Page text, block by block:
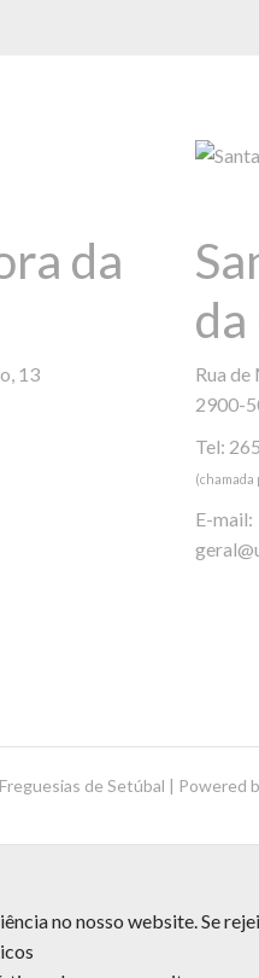
da
13
da
Rua
2900-
Tel:
(chamada
E-mail:
de Setúbal | Powered
no nosso website. Se